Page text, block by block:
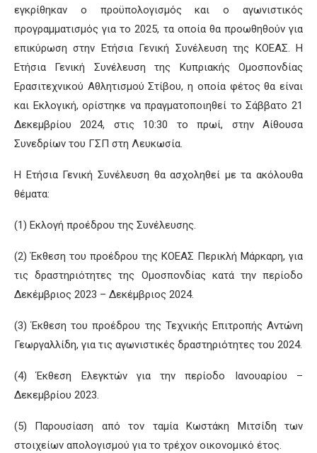
εγκρίθηκαν ο προϋπολογισμός και ο αγωνιστικός
προγραμματισμός για το 2025, τα οποία θα προωθηθούν για
επικύρωση στην Ετήσια Γενική Συνέλευση της ΚΟΕΑΣ. Η
Ετήσια Γενική Συνέλευση της Κυπριακής Ομοσπονδίας
Ερασιτεχνικού Αθλητισμού Στίβου, η οποία φέτος θα είναι
και Εκλογική, ορίστηκε να πραγματοποιηθεί το Σάββατο 21
Δεκεμβρίου 2024, στις 10:30 το πρωί, στην Αίθουσα
Συνεδρίων του ΓΣΠ στη Λευκωσία.
Η Ετήσια Γενική Συνέλευση θα ασχοληθεί με τα ακόλουθα
θέματα:
(1) Εκλογή προέδρου της Συνέλευσης.
(2) Έκθεση του προέδρου της ΚΟΕΑΣ Περικλή Μάρκαρη, για
τις δραστηριότητες της Ομοσπονδίας κατά την περίοδο
Δεκέμβριος 2023 – Δεκέμβριος 2024.
(3) Έκθεση του προέδρου της Τεχνικής Επιτροπής Αντώνη
Γεωργαλλίδη, για τις αγωνιστικές δραστηριότητες του 2024.
(4) Έκθεση Ελεγκτών για την περίοδο Ιανουαρίου –
Δεκεμβρίου 2023.
(5) Παρουσίαση από τον ταμία Κωστάκη Μιτσίδη των
στοιχείων απολογισμού για το τρέχον οικονομικό έτος.